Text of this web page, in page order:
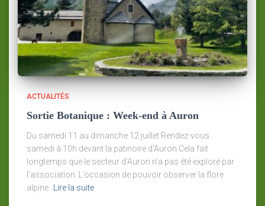
ACTUALITÉS
Sortie Botanique : Week-end à Auron
Du samedi 11 au dimanche 12 juillet Rendez-vous
samedi à 10h devant la patinoire d’Auron Cela fait
longtemps que le secteur d’Auron n’a pas été exploré par
l’association. L’occasion de pouvoir observer la flore
alpine.
Lire la suite